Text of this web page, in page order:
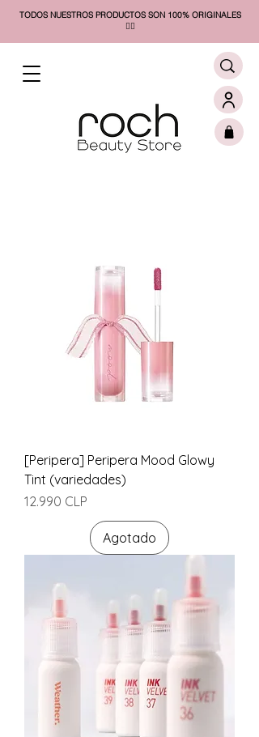
TODOS NUESTROS PRODUCTOS SON 100% ORIGINALES
❤️‍🔥​
[Peripera] Peripera Mood Glowy
Tint (variedades)
Precio
12.990 CLP
Agotado